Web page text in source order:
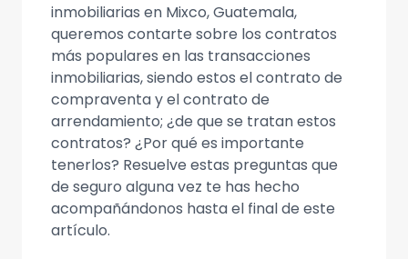
inmobiliarias en Mixco, Guatemala,
queremos contarte sobre los contratos
más populares en las transacciones
inmobiliarias, siendo estos el contrato de
compraventa y el contrato de
arrendamiento; ¿de que se tratan estos
contratos? ¿Por qué es importante
tenerlos? Resuelve estas preguntas que
de seguro alguna vez te has hecho
acompañándonos hasta el final de este
artículo.